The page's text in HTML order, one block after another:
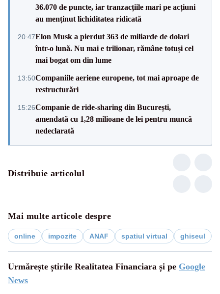
36.070 de puncte, iar tranzacțiile mari pe acțiuni
au menținut lichiditatea ridicată
20:47Elon Musk a pierdut 363 de miliarde de dolari
într-o lună. Nu mai e trilionar, rămâne totuși cel
mai bogat om din lume
13:50Companiile aeriene europene, tot mai aproape de
restructurări
15:26Companie de ride-sharing din București,
amendată cu 1,28 milioane de lei pentru muncă
nedeclarată
Distribuie articolul
Mai multe articole despre
online impozite ANAF spatiul virtual ghiseul
Urmărește știrile Realitatea Financiara și pe Google
News